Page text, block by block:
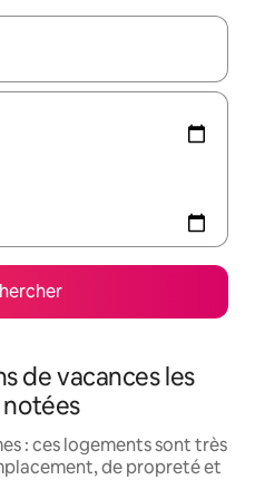
utilisez les flèches vers le
de vacances les
: ces logements sont très
de propreté et